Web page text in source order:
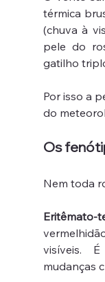
térmica
(chuva à
pele do
gatilho
Por isso a
do
Os
Nem toda
Eritêmato-
visíveis.
mudanças